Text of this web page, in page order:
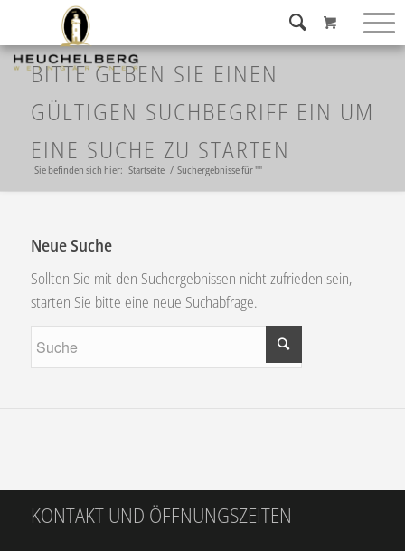
BITTE GEBEN SIE EINEN
GÜLTIGEN SUCHBEGRIFF EIN UM
EINE SUCHE ZU STARTEN
Sie befinden sich hier: Startseite / Suchergebnisse für ""
Neue Suche
Sollten Sie mit den Suchergebnissen nicht zufrieden sein,
starten Sie bitte eine neue Suchabfrage.
KONTAKT UND ÖFFNUNGSZEITEN